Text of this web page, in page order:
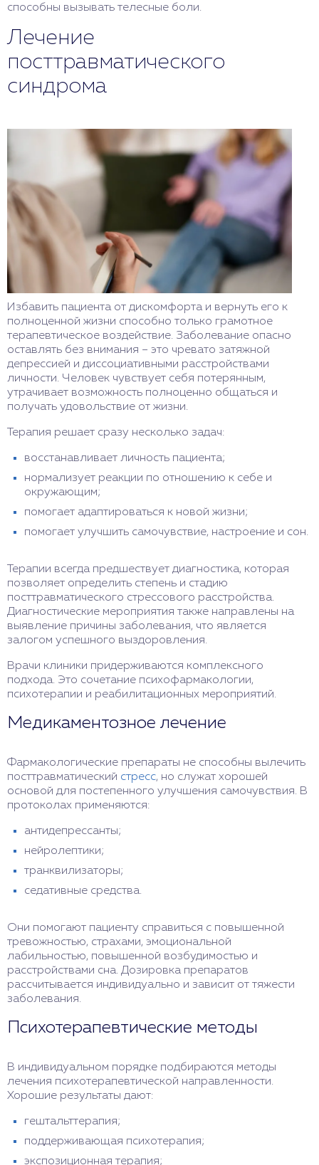
способны вызывать телесные боли.
Лечение
посттравматического
синдрома
Избавить пациента от дискомфорта и вернуть его к
полноценной жизни способно только грамотное
терапевтическое воздействие. Заболевание опасно
оставлять без внимания – это чревато затяжной
депрессией и диссоциативными расстройствами
личности. Человек чувствует себя потерянным,
утрачивает возможность полноценно общаться и
получать удовольствие от жизни.
Терапия решает сразу несколько задач:
восстанавливает личность пациента;
нормализует реакции по отношению к себе и
окружающим;
помогает адаптироваться к новой жизни;
помогает улучшить самочувствие, настроение и сон.
Терапии всегда предшествует диагностика, которая
позволяет определить степень и стадию
посттравматического стрессового расстройства.
Диагностические мероприятия также направлены на
выявление причины заболевания, что является
залогом успешного выздоровления.
Врачи клиники придерживаются комплексного
подхода. Это сочетание психофармакологии,
психотерапии и реабилитационных мероприятий.
Медикаментозное лечение
Фармакологические препараты не способны вылечить
посттравматический стресс, но служат хорошей
основой для постепенного улучшения самочувствия. В
протоколах применяются:
антидепрессанты;
нейролептики;
транквилизаторы;
седативные средства.
Они помогают пациенту справиться с повышенной
тревожностью, страхами, эмоциональной
лабильностью, повышенной возбудимостью и
расстройствами сна. Дозировка препаратов
рассчитывается индивидуально и зависит от тяжести
заболевания.
Психотерапевтические методы
В индивидуальном порядке подбираются методы
лечения психотерапевтической направленности.
Хорошие результаты дают:
гештальттерапия;
поддерживающая психотерапия;
экспозиционная терапия;